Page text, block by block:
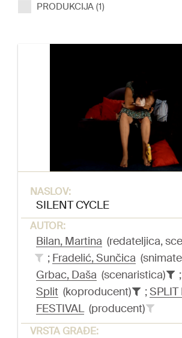
PRODUKCIJA (1)
NASLOV:
SILENT CYCLE
AUTOR:
Bilan, Martina (redateljica,
; Fradelić, Sunčica
Grbac, Daša (scenaristica) ;
Split (koproducent) ;SPLIT
FESTIVAL(producent)
VRSTA GRAĐE: